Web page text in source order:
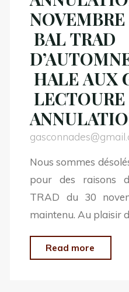
NOVEMBRE
BAL TRAD
HALE AUX
LECTOURE
Nous sommes
pour des raisons
TRAD du 30
maintenu. Au plaisir
Read more